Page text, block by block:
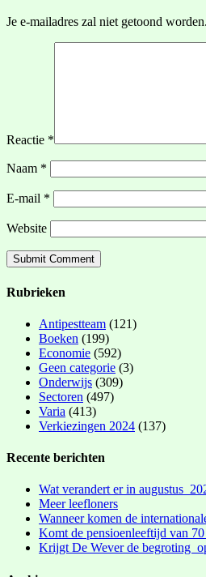
Je e-mailadres zal niet getoond worden.
Reactie *
Naam *
E-mail *
Website
Rubrieken
Antipestteam (121)
Boeken (199)
Economie (592)
Geen categorie (3)
Onderwijs (309)
Sectoren (497)
Varia (413)
Verkiezingen 2024 (137)
Recente berichten
Wat verandert er in augustus
Meer leefloners
Wanneer komen de
Komt de pensioenleeftijd van
Krijgt De Wever de begroting